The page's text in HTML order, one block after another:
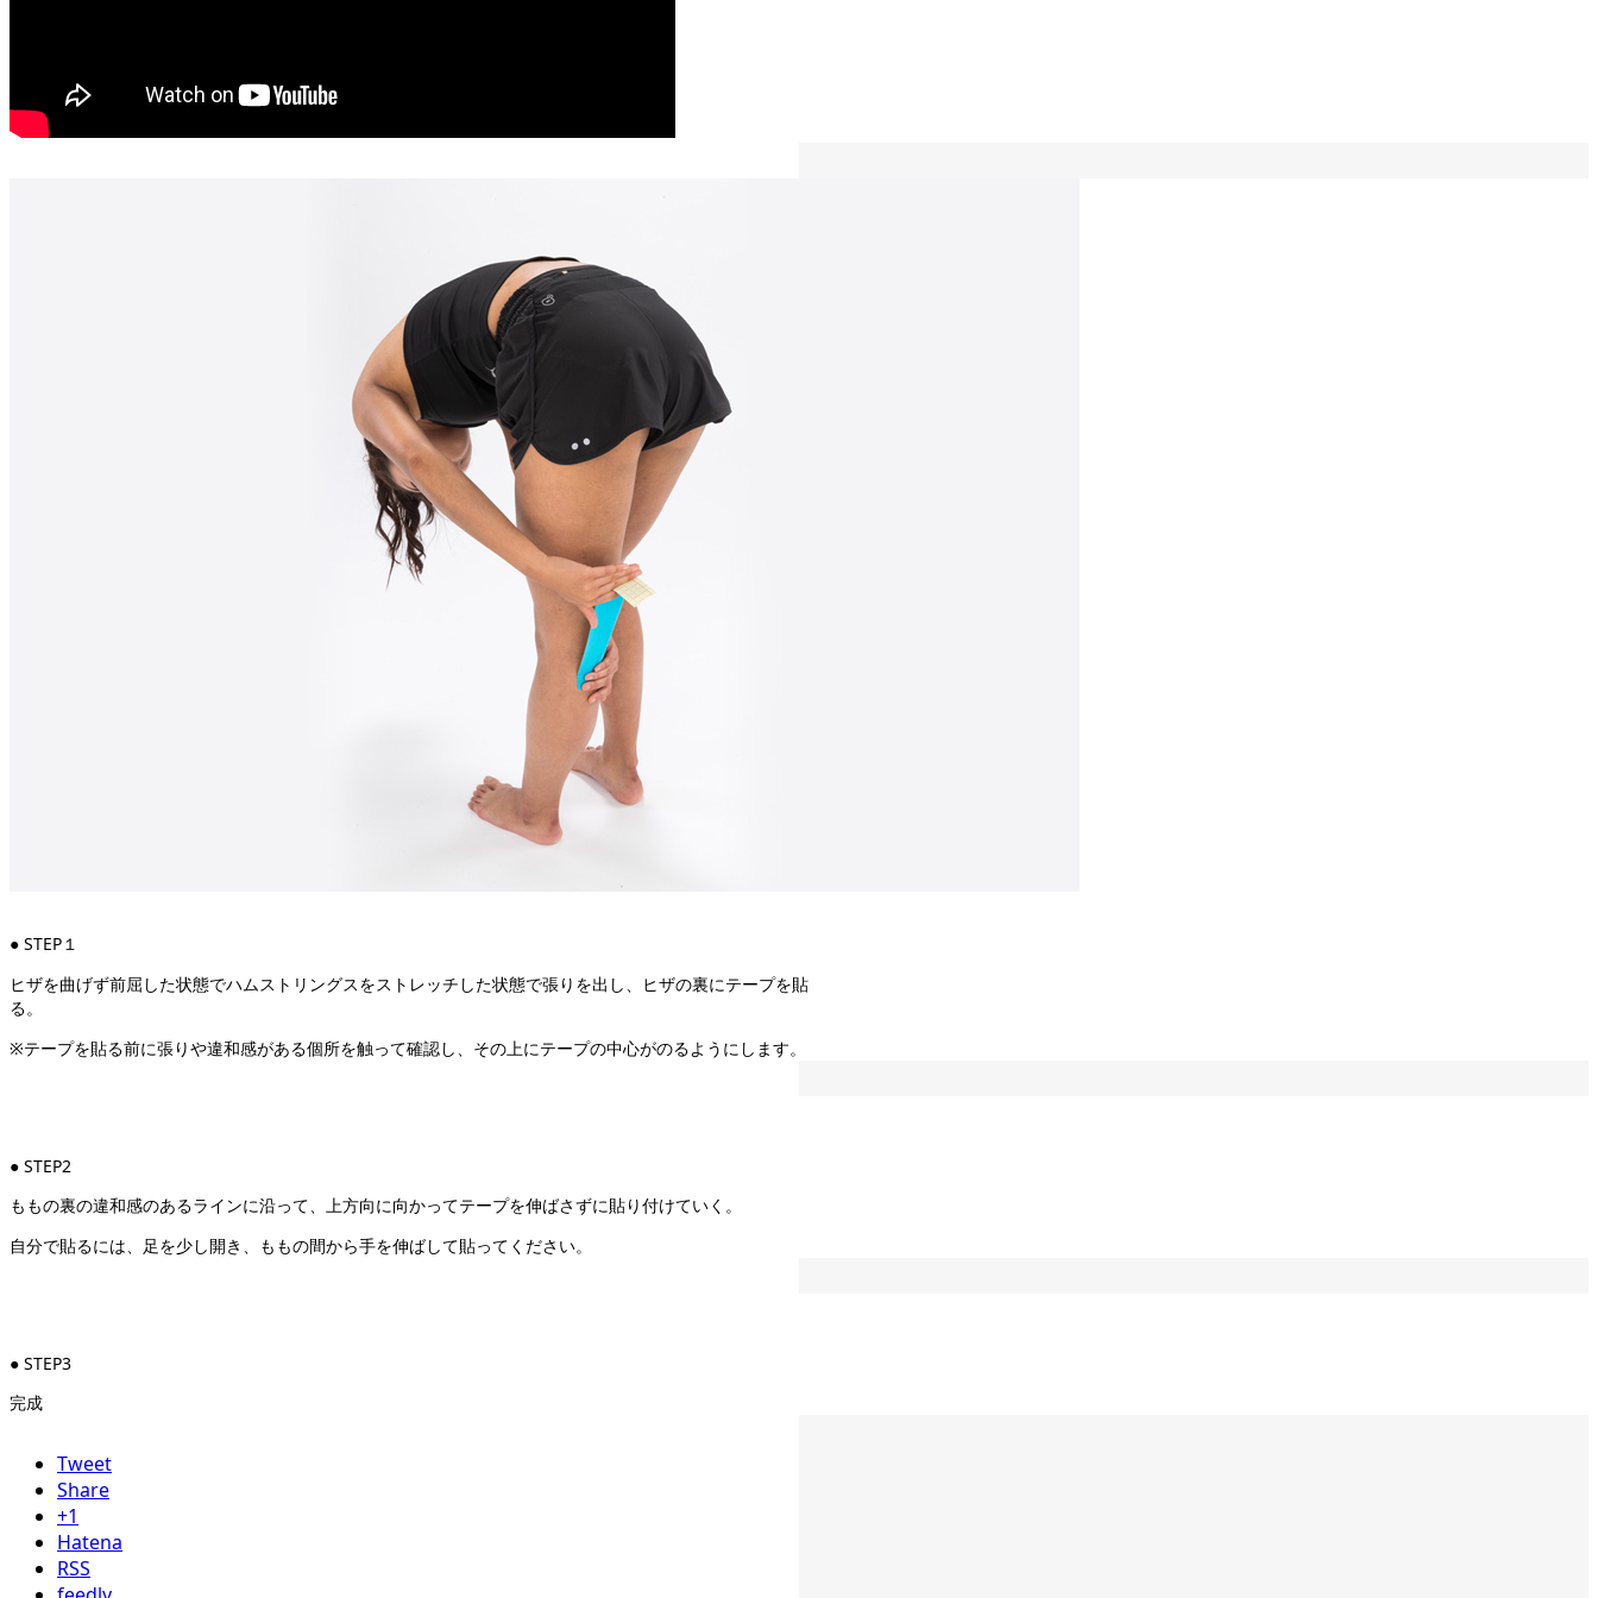
● STEP１
ヒザを曲げず前屈した状態でハムストリングスをストレッチした状態で張りを出し、ヒザの裏にテープを貼
る。
※テープを貼る前に張りや違和感がある個所を触って確認し、その上にテープの中心がのるようにします。
● STEP2
ももの裏の違和感のあるラインに沿って、上方向に向かってテープを伸ばさずに貼り付けていく。
自分で貼るには、足を少し開き、ももの間から手を伸ばして貼ってください。
● STEP3
完成
Tweet
Share
+1
Hatena
RSS